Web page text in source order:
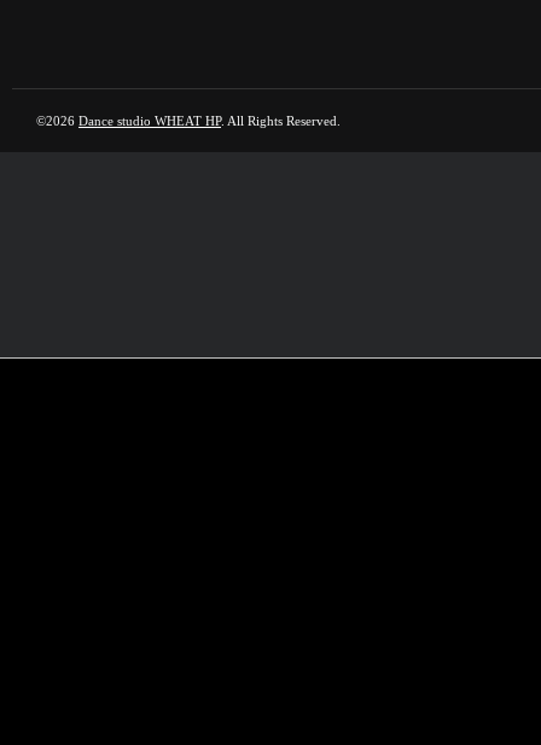
©2026 Dance studio WHEAT HP. All Rights Reserved.